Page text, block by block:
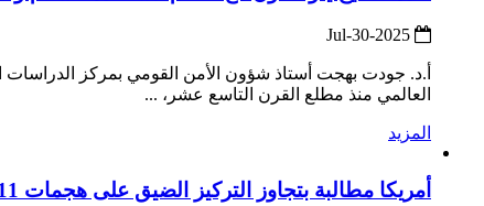
أ.د. جودت بهجت أستاذ شؤون الأمن القومي بمركز الدراسات
العالمي منذ مطلع القرن التاسع عشر، ...
المزيد
أمريكا مطالبة بتجاوز التركيز الضيق على هجمات 11 سبتمبر لمعالجة قضايا الإرهاب بمنظور أشمل وأعمق